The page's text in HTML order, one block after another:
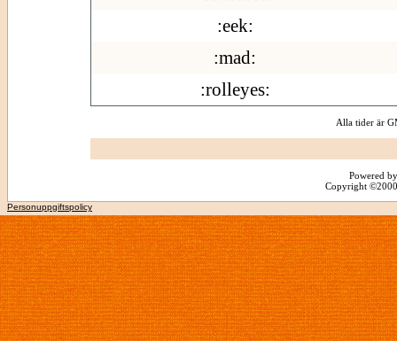
:eek:
:mad:
:rolleyes:
Alla tider är
Powered
Copyright
Personuppgiftspolicy